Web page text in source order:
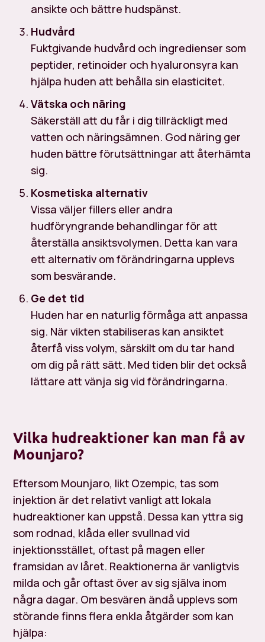
ansikte och bättre hudspänst.
Hudvård
Fuktgivande hudvård och ingredienser som
peptider, retinoider och hyaluronsyra kan
hjälpa huden att behålla sin elasticitet.
Vätska och näring
Säkerställ att du får i dig tillräckligt med
vatten och näringsämnen. God näring ger
huden bättre förutsättningar att återhämta
sig.
Kosmetiska alternativ
Vissa väljer fillers eller andra
hudföryngrande behandlingar för att
återställa ansiktsvolymen. Detta kan vara
ett alternativ om förändringarna upplevs
som besvärande.
Ge det tid
Huden har en naturlig förmåga att anpassa
sig. När vikten stabiliseras kan ansiktet
återfå viss volym, särskilt om du tar hand
om dig på rätt sätt. Med tiden blir det också
lättare att vänja sig vid förändringarna.
Vilka hudreaktioner kan man få av
Mounjaro?
Eftersom Mounjaro, likt Ozempic, tas som
injektion är det relativt vanligt att lokala
hudreaktioner kan uppstå. Dessa kan yttra sig
som rodnad, klåda eller svullnad vid
injektionsstället, oftast på magen eller
framsidan av låret. Reaktionerna är vanligtvis
milda och går oftast över av sig själva inom
några dagar. Om besvären ändå upplevs som
störande finns flera enkla åtgärder som kan
hjälpa: